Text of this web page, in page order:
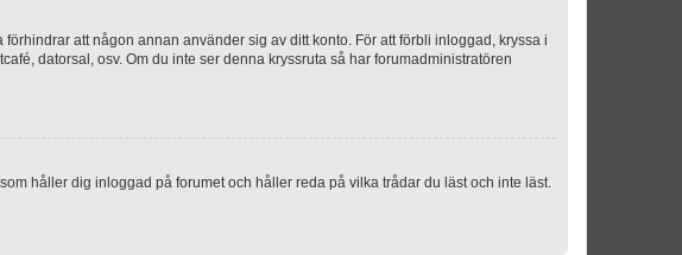
att någon annan använder sig av ditt konto. För att förbli inloggad, kryssa i
datorsal, osv. Om du inte ser denna kryssruta så har forumadministratören
håller dig inloggad på forumet och håller reda på vilka trådar du läst och inte läst.